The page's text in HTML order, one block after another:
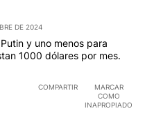
DE 2024
y uno menos para
1000 dólares por mes.
COMPARTIR
MARCAR
COMO
INAPROPIADO